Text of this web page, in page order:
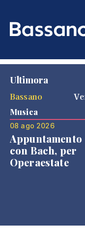
Ultimora
Bassano
Musica
08 ago 2026
Appuntamento
con Bach, per
Operaestate